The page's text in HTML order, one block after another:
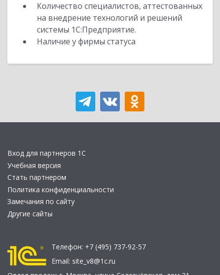
Количество специалистов, аттестованных
на внедрение технологий и решений
системы 1С:Предприятие.
Наличие у фирмы статуса
Вход для партнеров 1С
Учебная версия
Стать партнером
Политика конфиденциальности
Замечания по сайту
Другие сайты
Телефон: +7 (495) 737-92-57
Email: site_v8@1c.ru